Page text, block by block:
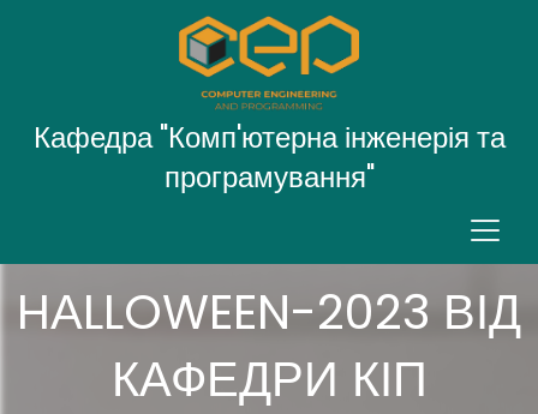
Кафедра "Комп'ютерна інженерія та
програмування"
HАLLOWEEN-2023 ВІД
КАФЕДРИ КІП